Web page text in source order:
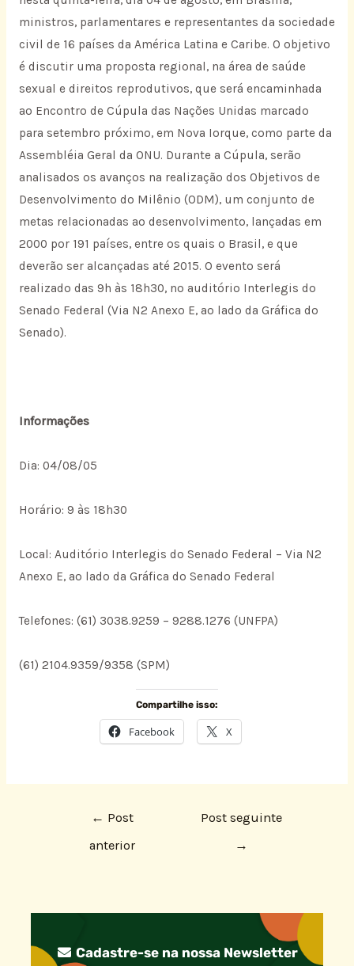
ministros, parlamentares e representantes da sociedade
civil de 16 países da América Latina e Caribe. O objetivo
é discutir uma proposta regional, na área de saúde
sexual e direitos reprodutivos, que será encaminhada
ao Encontro de Cúpula das Nações Unidas marcado
para setembro próximo, em Nova Iorque, como parte da
Assembléia Geral da ONU. Durante a Cúpula, serão
analisados os avanços na realização dos Objetivos de
Desenvolvimento do Milênio (ODM), um conjunto de
metas relacionadas ao desenvolvimento, lançadas em
2000 por 191 países, entre os quais o Brasil, e que
deverão ser alcançadas até 2015. O evento será
realizado das 9h às 18h30, no auditório Interlegis do
Senado Federal (Via N2 Anexo E, ao lado da Gráfica do
Senado).
Informações
Dia: 04/08/05
Horário: 9 às 18h30
Local: Auditório Interlegis do Senado Federal – Via N2
Anexo E, ao lado da Gráfica do Senado Federal
Telefones: (61) 3038.9259 – 9288.1276 (UNFPA)
(61) 2104.9359/9358 (SPM)
Compartilhe isso:
Facebook X
← Post
anterior
Post seguinte
→
Cadastre-se na nossa Newsletter